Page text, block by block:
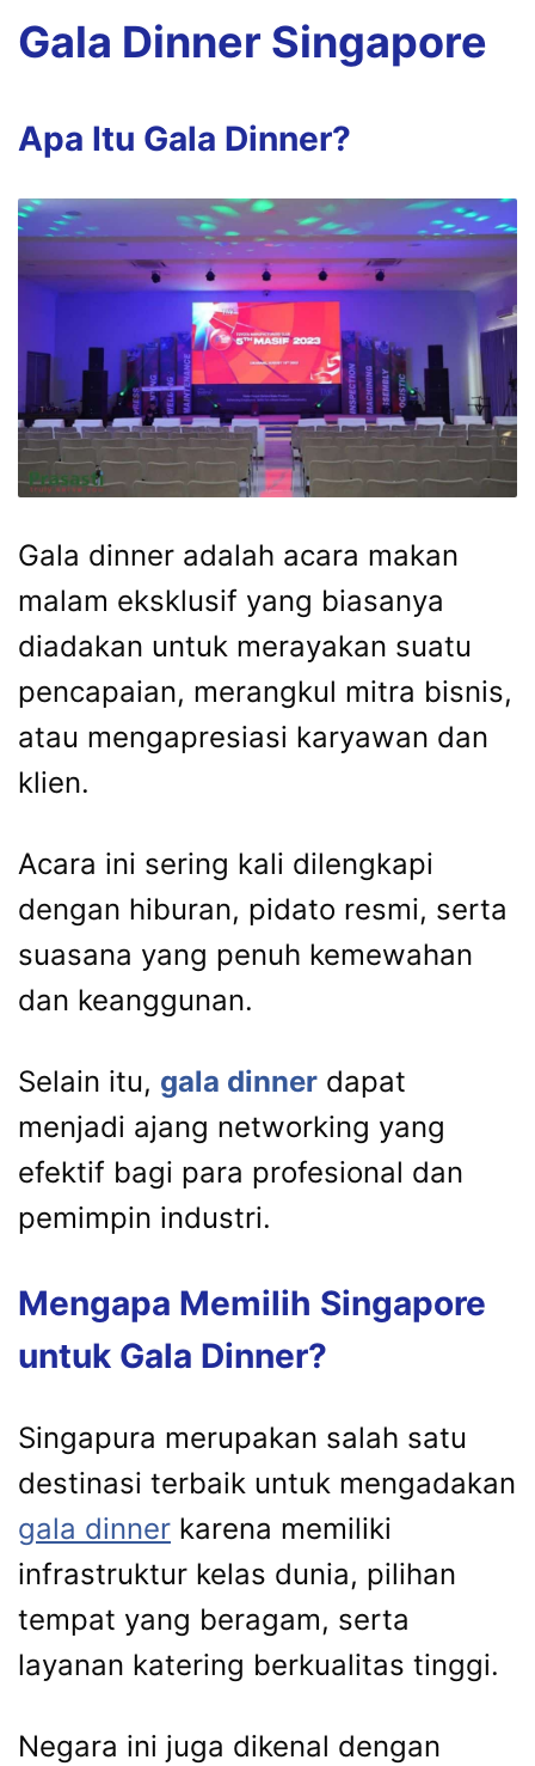
Gala Dinner Singapore
Apa Itu Gala Dinner?
Gala dinner adalah acara makan
malam eksklusif yang biasanya
diadakan untuk merayakan suatu
pencapaian, merangkul mitra bisnis,
atau mengapresiasi karyawan dan
klien.
Acara ini sering kali dilengkapi
dengan hiburan, pidato resmi, serta
suasana yang penuh kemewahan
dan keanggunan.
Selain itu, gala dinner dapat
menjadi ajang networking yang
efektif bagi para profesional dan
pemimpin industri.
Mengapa Memilih Singapore
untuk Gala Dinner?
Singapura merupakan salah satu
destinasi terbaik untuk mengadakan
gala dinner karena memiliki
infrastruktur kelas dunia, pilihan
tempat yang beragam, serta
layanan katering berkualitas tinggi.
Negara ini juga dikenal dengan